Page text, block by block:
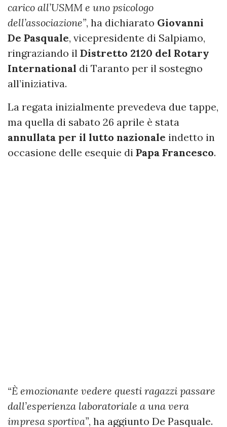
carico all’USMM e uno psicologo
dell’associazione”, ha dichiarato Giovanni
De Pasquale, vicepresidente di Salpiamo,
ringraziando il Distretto 2120 del Rotary
International di Taranto per il sostegno
all’iniziativa.
La regata inizialmente prevedeva due tappe,
ma quella di sabato 26 aprile è stata
annullata per il lutto nazionale indetto in
occasione delle esequie di Papa Francesco.
“È emozionante vedere questi ragazzi passare
dall’esperienza laboratoriale a una vera
impresa sportiva”, ha aggiunto De Pasquale.